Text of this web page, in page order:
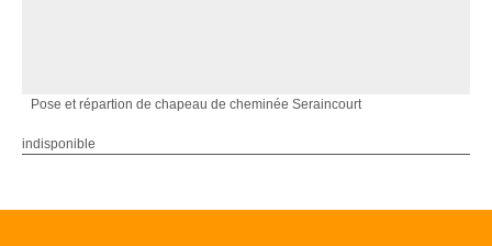
Pose et répartion de chapeau de cheminée Seraincourt
indisponible